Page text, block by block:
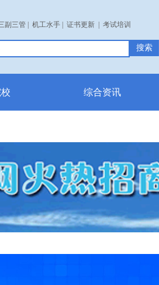
搜索
副三管 机工水手 证书更新 考试培训
综合资讯